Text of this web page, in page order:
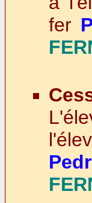
fer